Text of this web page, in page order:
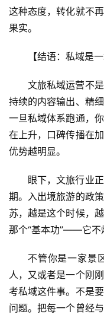
这种态度，转化就不
果实。
【结语：私域是
文旅私域运营不
持续的内容输出、精
一旦私域体系跑通，
在上升，口碑传播在
优势越明显。
眼下，文旅行业
期。入出境旅游的政
苏，越是这个时候，
那个“基本功”——它不
不管你是一家景
人，又或者是一个刚
考私域这件事。不是
问题。把每一个曾经